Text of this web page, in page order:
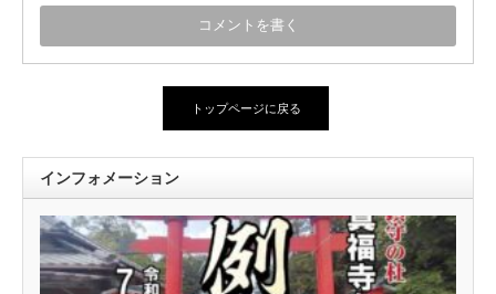
トップページに戻る
インフォメーション